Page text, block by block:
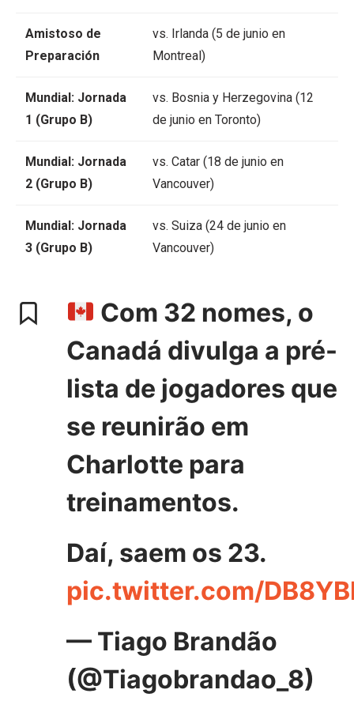
Amistoso de
Preparación
vs. Irlanda (5 de junio en
Montreal)
Mundial: Jornada
1 (Grupo B)
vs. Bosnia y Herzegovina (12
de junio en Toronto)
Mundial: Jornada
2 (Grupo B)
vs. Catar (18 de junio en
Vancouver)
Mundial: Jornada
3 (Grupo B)
vs. Suiza (24 de junio en
Vancouver)
Com 32 nomes, o
Canadá divulga a pré-
lista de jogadores que
se reunirão em
Charlotte para
treinamentos.
Daí, saem os 23.
pic.twitter.com/
— Tiago Brandão
(@Tiagobrandao_8)